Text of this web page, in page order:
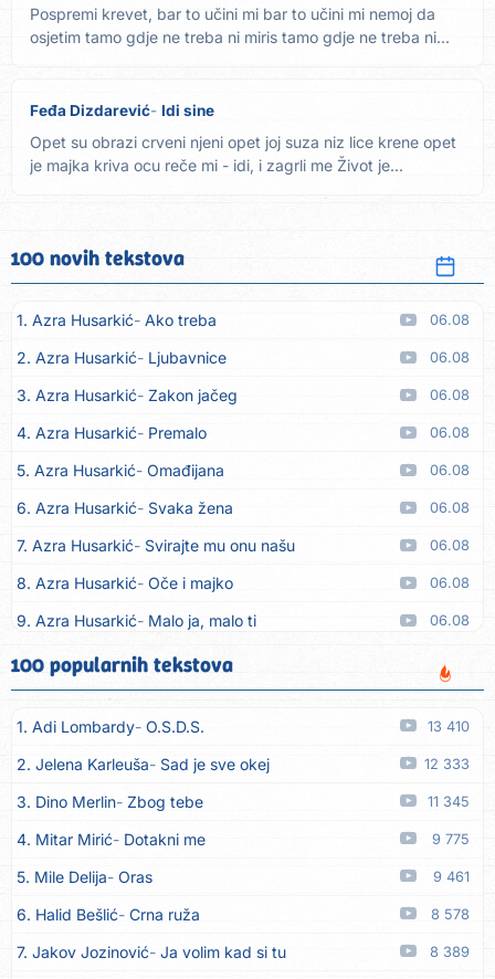
Pospremi krevet, bar to učini mi bar to učini mi nemoj da
osjetim tamo gdje ne treba ni miris tamo gdje ne treba ni...
Feđa Dizdarević Idi sine
Opet su obrazi crveni njeni opet joj suza niz lice krene opet
je majka kriva ocu reče mi - idi, i zagrli me Život je...
100 novih tekstova
1. Azra Husarkić Ako treba 06.08
2. Azra Husarkić Ljubavnice 06.08
3. Azra Husarkić Zakon jačeg 06.08
4. Azra Husarkić Premalo 06.08
5. Azra Husarkić Omađijana 06.08
6. Azra Husarkić Svaka žena 06.08
7. Azra Husarkić Svirajte mu onu našu 06.08
8. Azra Husarkić Oče i majko 06.08
9. Azra Husarkić Malo ja, malo ti 06.08
10. Alen Hasanović Fanatik
11. Husnija Mešaljić - Hule To je majka tvoja 05.08
12. In Vivo Brunello 05.08
13. Senad Nikočević Niki Plavljani i Gusinjani 05.08
14. Emir Brunčević Buket cveća 05.08
15. Emir Brunčević Ali, Ali 05.08
16. Darko Lazić Pismo 2 05.08
17. Darko Lazić Problem u najavi 05.08
18. Aleksandra Đuranović Kao zver 05.08
100 popularnih tekstova
1. Adi Lombardy O.S.D.S. 13 410
2. Jelena Karleuša Sad je sve okej 12 333
3. Dino Merlin Zbog tebe 11 345
4. Mitar Mirić Dotakni me 9 775
5. Mile Delija Oras 9 461
6. Halid Bešlić Crna ruža 8 578
7. Jakov Jozinović Ja volim kad si tu 8 389